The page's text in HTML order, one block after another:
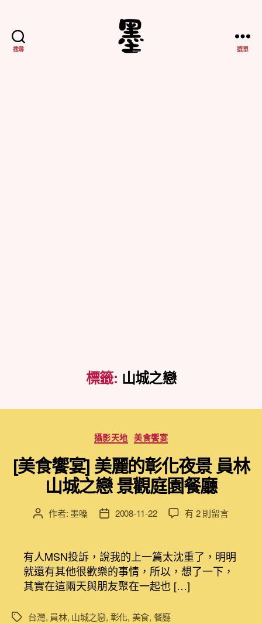
搜尋 選單
標籤: 山城之戀
分
類
攝影天地 美食饗宴
[美食饗宴] 美麗的彰化夜景 員林
山城之戀 景觀庭園餐廳
文
者
作者: 墨嗓
文
佈
日
期
2008-11-22
在
饗
宴]
美
麗
有 2 則留言
有人MSN投訴，說我的上一篇太沈重了，明明
就還有其他很歡樂的事情，所以，想了一下，
其實在這兩天與朋友聚在一起也 […]
標
台灣, 員林, 山城之戀, 彰化, 美食, 餐廳